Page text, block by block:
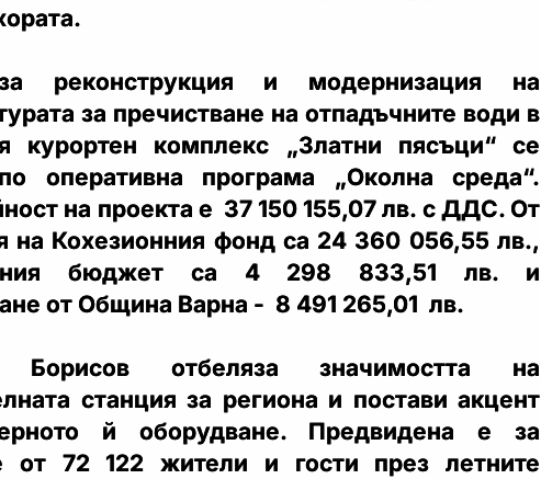
реконструкция и модернизация на
за пречистване на отпадъчните води в
курортен комплекс „Златни пясъци“ се
оперативна програма „Околна среда“.
на проекта е 37 150 155,07 лв. с ДДС. От
на Кохезионния фонд са 24 360 056,55 лв.,
бюджет са 4 298 833,51 лв. и
от Община Варна - 8 491 265,01 лв.
Борисов отбеляза значимостта на
станция за региона и постави акцент
й оборудване. Предвидена е за
от 72 122 жители и гости през летните